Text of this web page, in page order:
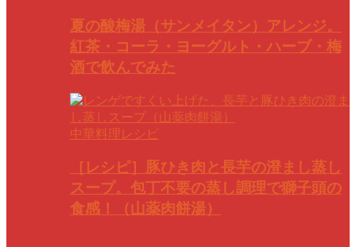
夏の酸梅湯（サンメイタン）アレンジ。
紅茶・コーラ・ヨーグルト・ハーブ・梅
酒で飲んでみた
中華料理レシピ
［レシピ］豚ひき肉と長芋の澄まし蒸し
スープ。包丁不要の蒸し調理で獅子頭の
食感！（山薬肉餅湯）